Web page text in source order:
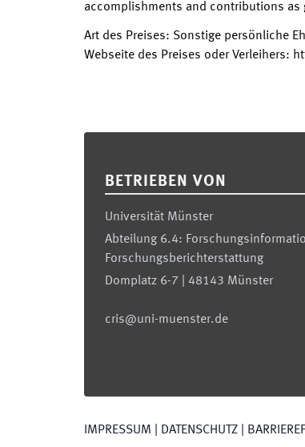
accomplishments and contributions as
Art des Preises: Sonstige persönliche
Webseite des Preises oder Verleihers:
BETRIEBEN VON
Universität Münster
Abteilung 6.4:
Forschungsberichterstattung
Domplatz 6-7 | 48143 Münster
cris@uni-muenster.de
IMPRESSUM DATENSCHUTZ